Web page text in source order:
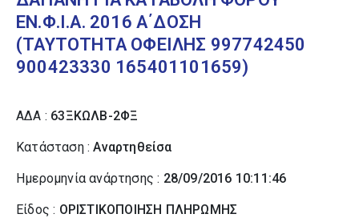
ΕΝ.Φ.Ι.Α. 2016 Α΄ΔΟΣΗ
(ΤΑΥΤΟΤΗΤΑ ΟΦΕΙΛΗΣ 997742450
900423330 165401101659)
ΑΔΑ : 63ΞΚΩΛΒ-2ΦΞ
Κατάσταση :Αναρτηθείσα
Ημερομηνία ανάρτησης : 28/09/2016 10:11:46
Είδος : ΟΡΙΣΤΙΚΟΠΟΙΗΣΗ ΠΛΗΡΩΜΗΣ